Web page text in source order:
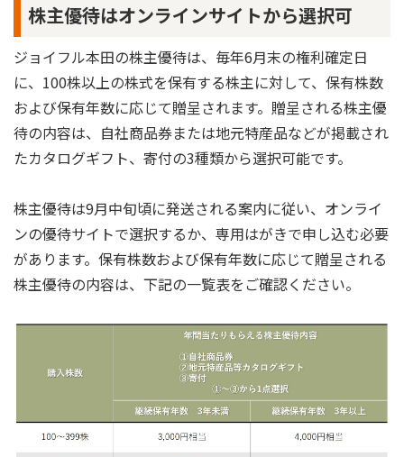
株主優待はオンラインサイトから選択可
ジョイフル本田の株主優待は、毎年6月末の権利確定日
に、100株以上の株式を保有する株主に対して、保有株数
および保有年数に応じて贈呈されます。贈呈される株主優
待の内容は、自社商品券または地元特産品などが掲載され
たカタログギフト、寄付の3種類から選択可能です。
株主優待は9月中旬頃に発送される案内に従い、オンライ
ンの優待サイトで選択するか、専用はがきで申し込む必要
があります。保有株数および保有年数に応じて贈呈される
株主優待の内容は、下記の一覧表をご確認ください。